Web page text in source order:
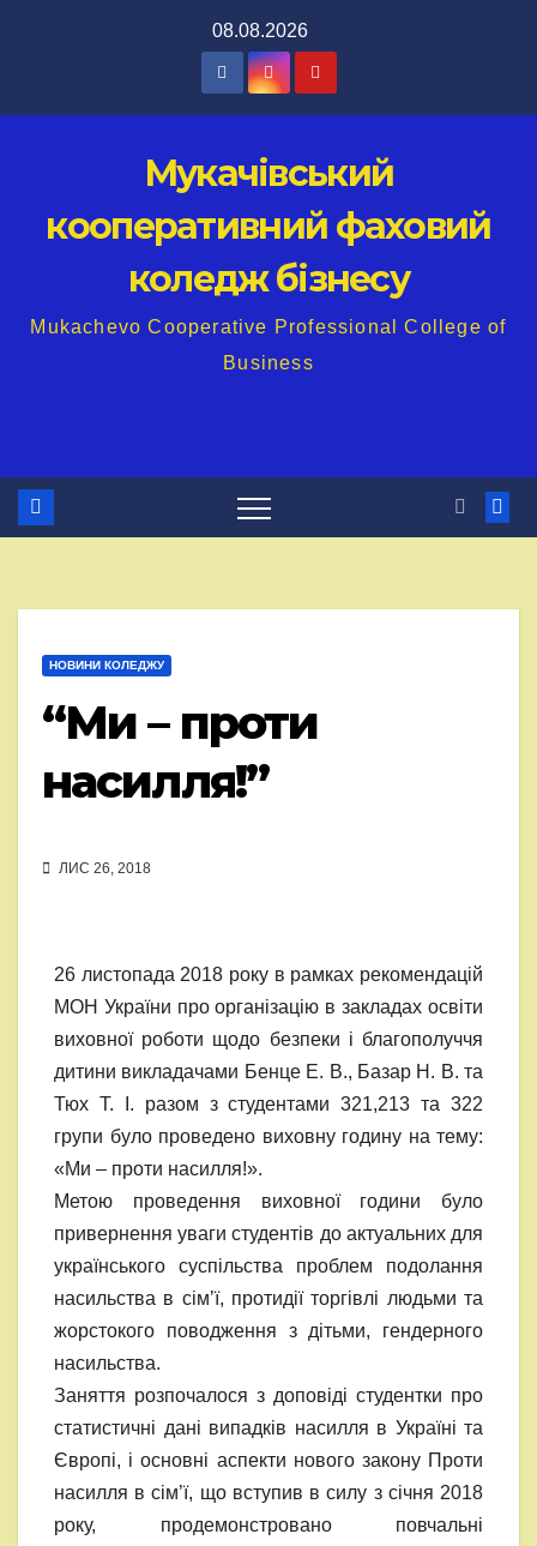
08.08.2026
Мукачівський
кооперативний фаховий
коледж бізнесу
Mukachevo Cooperative Professional College of
Business
НОВИНИ КОЛЕДЖУ
“Ми – проти
насилля!”
ЛИС 26, 2018
26 листопада 2018 року в рамках рекомендацій
МОН України про організацію в закладах освіти
виховної роботи щодо безпеки і благополуччя
дитини викладачами Бенце Е. В., Базар Н. В. та
Тюх Т. І. разом з студентами 321,213 та 322
групи було проведено виховну годину на тему:
«Ми – проти насилля!».
Метою проведення виховної години було
привернення уваги студентів до актуальних для
українського суспільства проблем подолання
насильства в сім’ї, протидії торгівлі людьми та
жорстокого поводження з дітьми, гендерного
насильства.
Заняття розпочалося з доповіді студентки про
статистичні дані випадків насилля в Україні та
Європі, і основні аспекти нового закону Проти
насилля в сім’ї, що вступив в силу з січня 2018
року, продемонстровано повчальні